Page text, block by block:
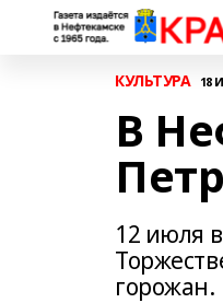
КУЛЬТУРА 18
В
12 июля
горожан.